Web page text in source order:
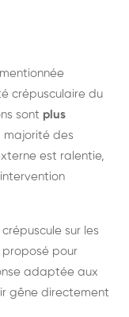
crépusculaire du
sont plus
majorité des
est ralentie,
sur les
proposé pour
adaptée aux
gêne directement